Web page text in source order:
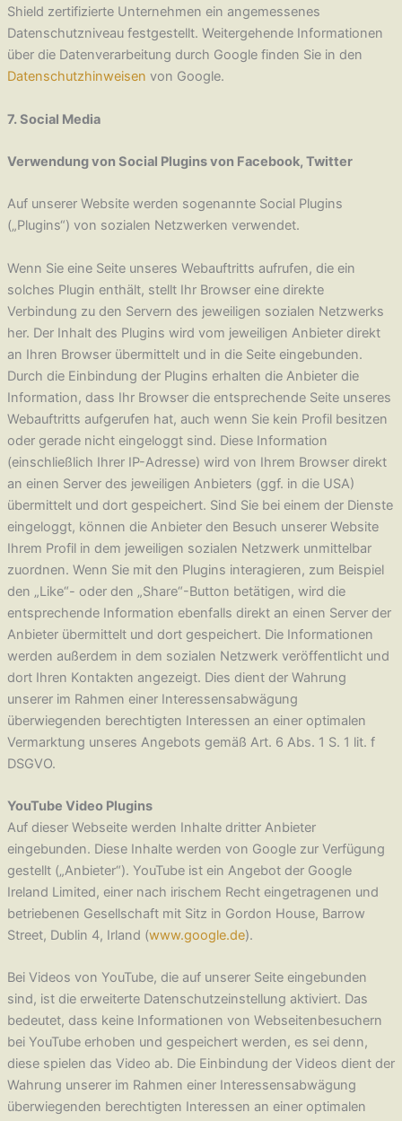
Shield zertifizierte Unternehmen ein angemessenes
Datenschutzniveau festgestellt. Weitergehende Informationen
über die Datenverarbeitung durch Google finden Sie in den
Datenschutzhinweisen von Google.
7. Social Media
Verwendung von Social Plugins von Facebook, Twitter
Auf unserer Website werden sogenannte Social Plugins
(„Plugins“) von sozialen Netzwerken verwendet.
Wenn Sie eine Seite unseres Webauftritts aufrufen, die ein
solches Plugin enthält, stellt Ihr Browser eine direkte
Verbindung zu den Servern des jeweiligen sozialen Netzwerks
her. Der Inhalt des Plugins wird vom jeweiligen Anbieter direkt
an Ihren Browser übermittelt und in die Seite eingebunden.
Durch die Einbindung der Plugins erhalten die Anbieter die
Information, dass Ihr Browser die entsprechende Seite unseres
Webauftritts aufgerufen hat, auch wenn Sie kein Profil besitzen
oder gerade nicht eingeloggt sind. Diese Information
(einschließlich Ihrer IP-Adresse) wird von Ihrem Browser direkt
an einen Server des jeweiligen Anbieters (ggf. in die USA)
übermittelt und dort gespeichert. Sind Sie bei einem der Dienste
eingeloggt, können die Anbieter den Besuch unserer Website
Ihrem Profil in dem jeweiligen sozialen Netzwerk unmittelbar
zuordnen. Wenn Sie mit den Plugins interagieren, zum Beispiel
den „Like“- oder den „Share“-Button betätigen, wird die
entsprechende Information ebenfalls direkt an einen Server der
Anbieter übermittelt und dort gespeichert. Die Informationen
werden außerdem in dem sozialen Netzwerk veröffentlicht und
dort Ihren Kontakten angezeigt. Dies dient der Wahrung
unserer im Rahmen einer Interessensabwägung
überwiegenden berechtigten Interessen an einer optimalen
Vermarktung unseres Angebots gemäß Art. 6 Abs. 1 S. 1 lit. f
DSGVO.
YouTube Video Plugins
Auf dieser Webseite werden Inhalte dritter Anbieter
eingebunden. Diese Inhalte werden von Google zur Verfügung
gestellt („Anbieter“). YouTube ist ein Angebot der Google
Ireland Limited, einer nach irischem Recht eingetragenen und
betriebenen Gesellschaft mit Sitz in Gordon House, Barrow
Street, Dublin 4, Irland (www.google.de).
Bei Videos von YouTube, die auf unserer Seite eingebunden
sind, ist die erweiterte Datenschutzeinstellung aktiviert. Das
bedeutet, dass keine Informationen von Webseitenbesuchern
bei YouTube erhoben und gespeichert werden, es sei denn,
diese spielen das Video ab. Die Einbindung der Videos dient der
Wahrung unserer im Rahmen einer Interessensabwägung
überwiegenden berechtigten Interessen an einer optimalen